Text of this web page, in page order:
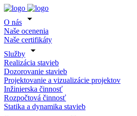
O nás
Naše ocenenia
Naše certifikáty
Služby
Realizácia stavieb
Dozorovanie stavieb
Projektovanie a vizualizácie projektov
Inžinierska činnosť
Rozpočtová činnosť
Statika a dynamika stavieb